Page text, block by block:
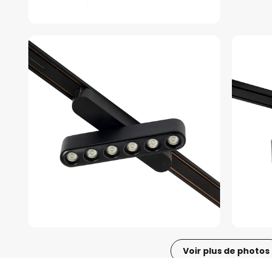
Voir plus de photos